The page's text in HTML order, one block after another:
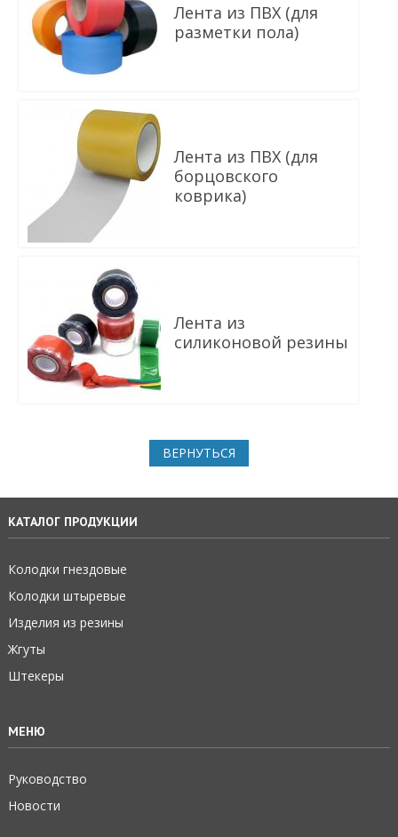
Лента из ПВХ (для
разметки пола)
Лента из ПВХ (для
борцовского
коврика)
Лента из
силиконовой резины
ВЕРНУТЬСЯ
КАТАЛОГ ПРОДУКЦИИ
Колодки гнездовые
Колодки штыревые
Изделия из резины
Жгуты
Штекеры
МЕНЮ
Руководство
Новости